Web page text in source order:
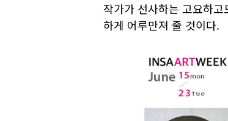
작가가 선사하는 고요하
하게 어루만져 줄 것이다.